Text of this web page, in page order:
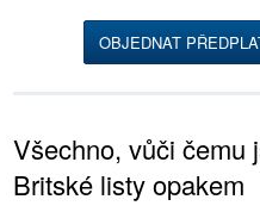
OBJEDNAT
Všechno, vůči čemu
Britské listy opakem